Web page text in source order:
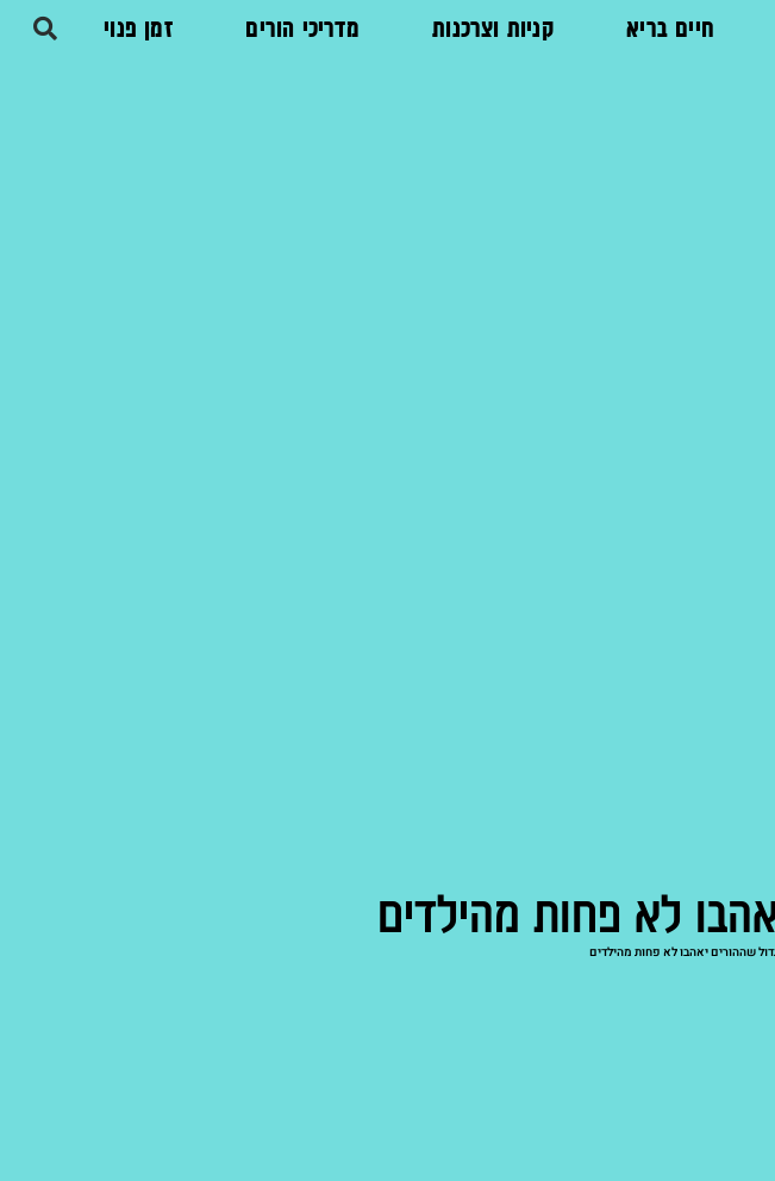
חיים בריא קניות וצרכנות מדריכי הורים זמן פנוי
לא פחות מהילדים
שההורים יאהבו לא פחות מהילדים